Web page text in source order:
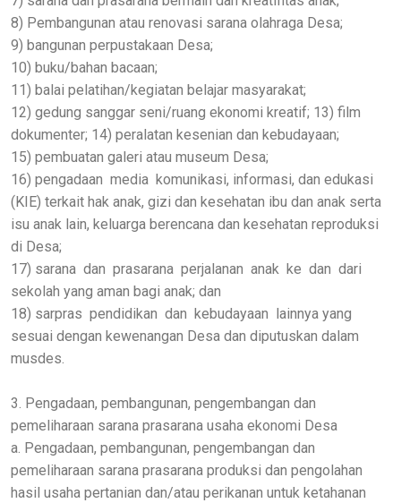
8) Pembangunan atau renovasi sarana olahraga Desa;
9) bangunan perpustakaan Desa;
10) buku/bahan bacaan;
11) balai pelatihan/kegiatan belajar masyarakat;
12) gedung sanggar seni/ruang ekonomi kreatif; 13) film
dokumenter; 14) peralatan kesenian dan kebudayaan;
15) pembuatan galeri atau museum Desa;
16) pengadaan media komunikasi, informasi, dan edukasi
(KIE) terkait hak anak, gizi dan kesehatan ibu dan anak serta
isu anak lain, keluarga berencana dan kesehatan reproduksi
di Desa;
17) sarana dan prasarana perjalanan anak ke dan dari
sekolah yang aman bagi anak; dan
18) sarpras pendidikan dan kebudayaan lainnya yang
sesuai dengan kewenangan Desa dan diputuskan dalam
musdes.
3. Pengadaan, pembangunan, pengembangan dan
pemeliharaan sarana prasarana usaha ekonomi Desa
a. Pengadaan, pembangunan, pengembangan dan
pemeliharaan sarana prasarana produksi dan pengolahan
hasil usaha pertanian dan/atau perikanan untuk ketahanan